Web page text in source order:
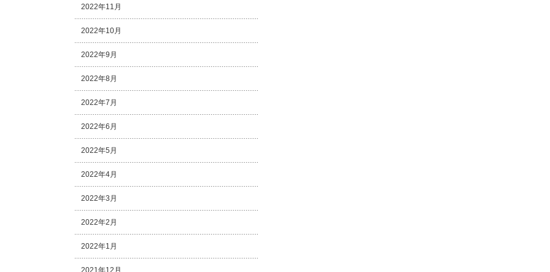
2022年11月
2022年10月
2022年9月
2022年8月
2022年7月
2022年6月
2022年5月
2022年4月
2022年3月
2022年2月
2022年1月
2021年12月